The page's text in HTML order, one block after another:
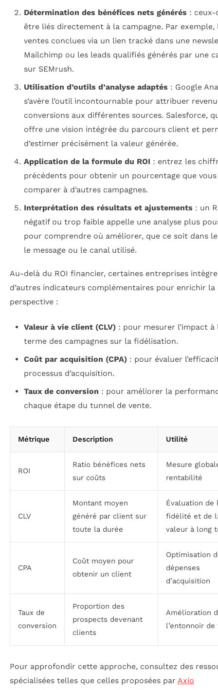
Détermination des bénéfices nets générés : ceux-
être liés directement à la campagne. Par exemple,
ventes conclues via un lien tracké dans une
Mailchimp ou les leads qualifiés générés par une
sur SEMrush.
Utilisation d’outils d’analyse adaptés : Google
s’avère l’outil incontournable pour attribuer
conversions aux différentes sources. Salesforce,
offre une vision intégrée du parcours client et
d’estimer précisément la valeur générée.
Application de la formule du ROI : entrez les
précédents pour obtenir un pourcentage que
comparer à d’autres campagnes.
Interprétation des résultats et ajustements : un
négatif ou trop faible appelle une analyse plus
pour comprendre où améliorer, que ce soit dans
le message ou le canal utilisé.
Au-delà du ROI financier, certaines entreprises
d’autres indicateurs complémentaires pour enrichir la
perspective :
Valeur à vie client (CLV): pour mesurer l’impact à
terme des campagnes sur la fidélisation.
Coût par acquisition (CPA): pour évaluer
processus d’acquisition.
Taux de conversion : pour améliorer la
chaque étape du tunnel de vente.
Métrique Description Utilité
ROI
Ratio bénéfices nets
sur coûts
Mesure
rentabilité
CLV
Montant moyen
généré par client sur
toute la durée
Évaluation de
fidélité et de
valeur à long
CPA
Coût moyen pour
obtenir un client
Optimisation
dépenses
d’acquisition
Taux de
conversion
Proportion des
prospects devenant
clients
Amélioration
l’entonnoir de
Pour approfondir cette approche, consultez des
spécialisées telles que celles proposées par Axio